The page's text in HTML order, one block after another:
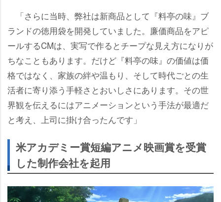
「さらに当時、弊社は新商品として『料亭の味』ブ
ランドの徳用袋を開発していました。廉価商品をアピ
ールするCMは、実写で作るとチープな見え方になりが
ちなこともあります。だけど『料亭の味』の価値は価
格ではなく、家族の絆や温もり、そして時代ごとの生
活者に寄り添う手軽さとおいしさにあります。その世
界観を伝えるにはアニメーションという手法が最適だ
と考え、上司に掛け合ったんです」
米アカデミー賞短編アニメ映画賞を受賞
した制作会社を起用